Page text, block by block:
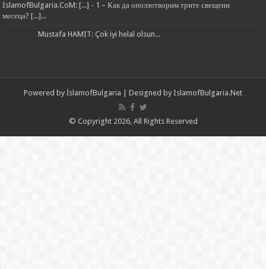
IslamofBulgaria.CoM: [...] - 1 – Как да оползотворим трите свещени
месеца? [...]...
Mustafa HAMIT: Çok iyi helal olsun...
Powered by İslamofBulgaria | Designed by IslamofBulgaria.Net
© Copyright 2026, All Rights Reserved